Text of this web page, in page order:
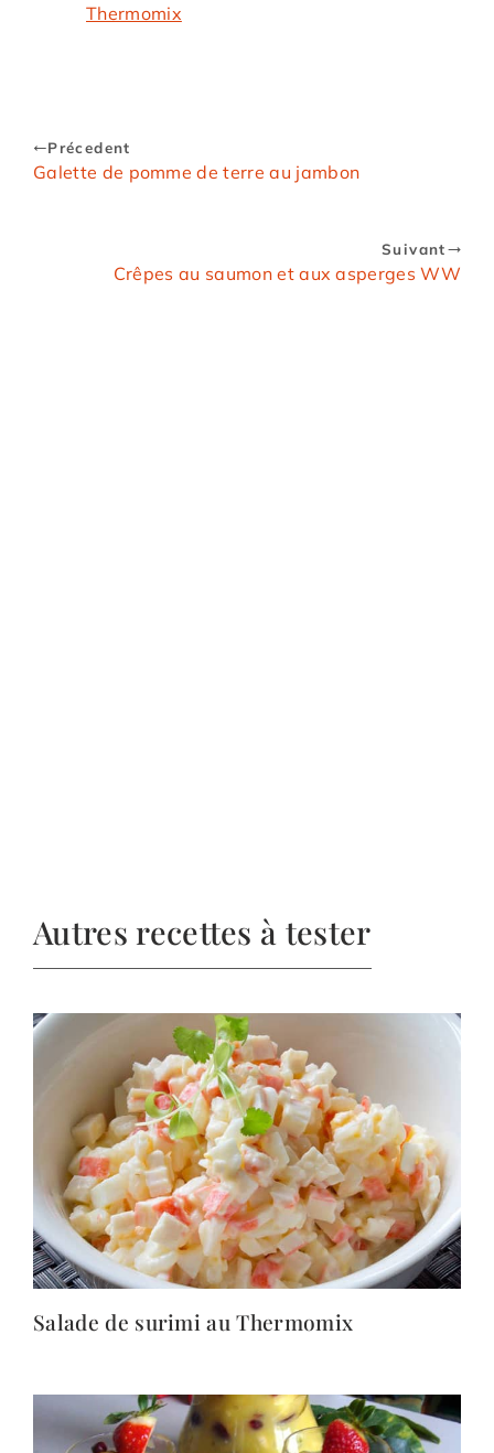
Thermomix
Précedent
Galette de pomme de terre au jambon
Suivant
Crêpes au saumon et aux asperges WW
Autres recettes à tester
Salade de surimi au Thermomix